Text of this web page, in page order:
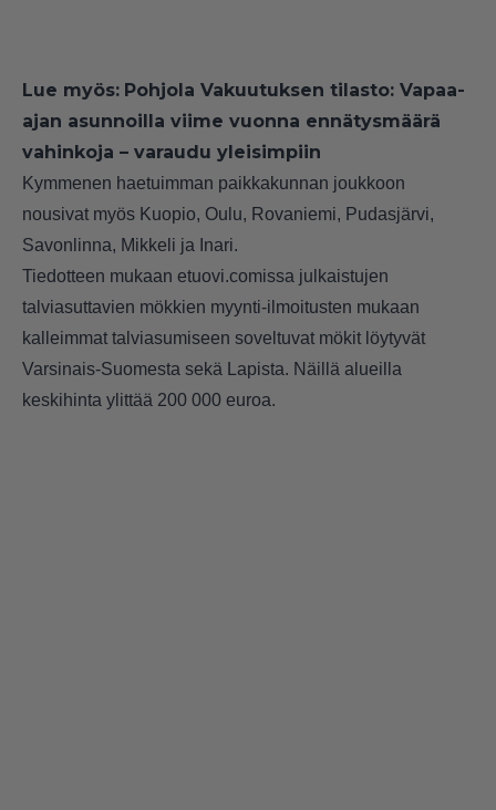
Lue myös: Pohjola Vakuutuksen tilasto: Vapaa-
ajan asunnoilla viime vuonna ennätysmäärä
vahinkoja – varaudu yleisimpiin
Kymmenen haetuimman paikkakunnan joukkoon
nousivat myös Kuopio, Oulu, Rovaniemi, Pudasjärvi,
Savonlinna, Mikkeli ja Inari.
Tiedotteen mukaan etuovi.comissa julkaistujen
talviasuttavien mökkien myynti-ilmoitusten mukaan
kalleimmat talviasumiseen soveltuvat mökit löytyvät
Varsinais-Suomesta sekä Lapista. Näillä alueilla
keskihinta ylittää 200 000 euroa.